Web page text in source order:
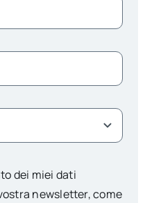
dei miei dati
newsletter, come